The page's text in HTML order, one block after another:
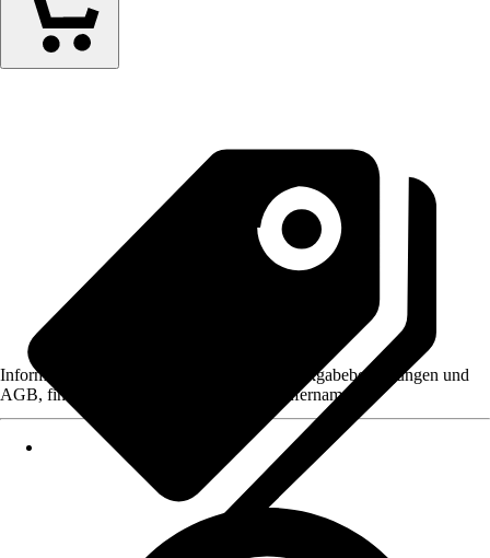
Informationen des Verkäufers, wie z. B. Rückgabebedingungen und
AGB, finden Sie bei Klick auf den Verkäufernamen.